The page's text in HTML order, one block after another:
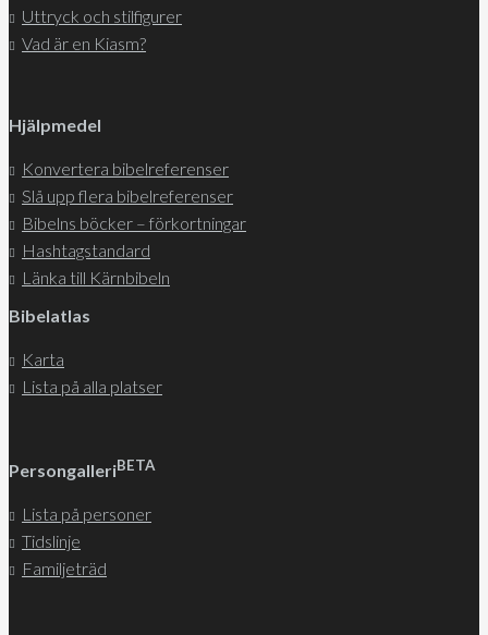
Uttryck och stilfigurer
Vad är en Kiasm?
Hjälpmedel
Konvertera bibelreferenser
Slå upp flera bibelreferenser
Bibelns böcker – förkortningar
Hashtagstandard
Länka till Kärnbibeln
Bibelatlas
Karta
Lista på alla platser
PersongalleriBETA
Lista på personer
Tidslinje
Familjeträd